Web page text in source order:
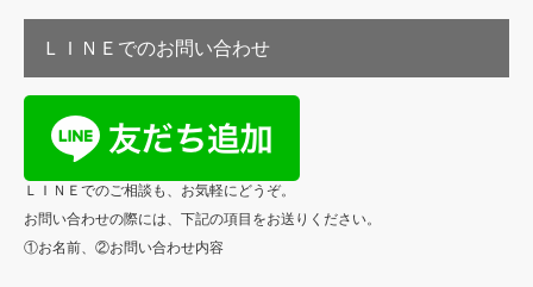
ＬＩＮＥでのお問い合わせ
ＬＩＮＥでのご相談も、お気軽にどうぞ。
お問い合わせの際には、下記の項目をお送りください。
①お名前、②お問い合わせ内容